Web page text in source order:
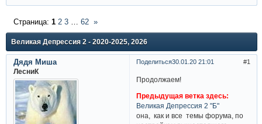
Великая Депрессия 2 - 2020-2025, 2026
Страница: 1 2 3 … 62 »
Поделиться 1
30.01.20 21:01
Дядя Миша
ЛесниК
Продолжаем!
Предыдущая ветка здесь:
Великая Депрессия 2 "Б"
она, как и все темы форума, по